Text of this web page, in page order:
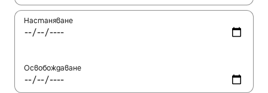
Настаняване
Освобождаване